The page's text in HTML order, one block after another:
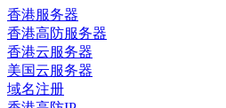
香港服务器
香港高防服务器
香港云服务器
美国云服务器
域名注册